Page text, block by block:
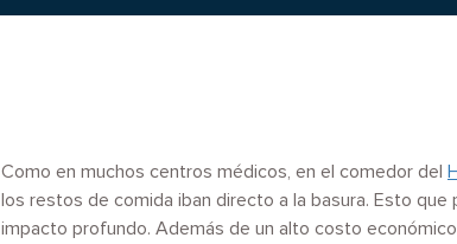
Como en muchos centros médicos, en el comedor del
los restos de comida iban directo a la basura. Esto
impacto profundo. Además de un alto costo